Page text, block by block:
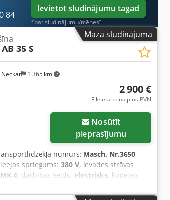
84
Ievietot sludinājumu tagad
*par sludinājumu/mēnesī
Mazā sludinājuma
1 365 km
AB 35 S
2 900 €
Fiksēta cena plus PVN
pieprasījumu
numurs: Masch. Nr.3650,
spriegums: 380 V, ievades strāvas
MK 4, darbības veids: elektrisks, kopējais
, Labi saglabāts ALZMETALL